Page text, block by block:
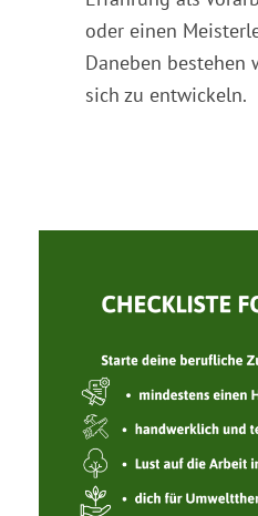
oder einen
Daneben bestehen
sich zu entwickeln.